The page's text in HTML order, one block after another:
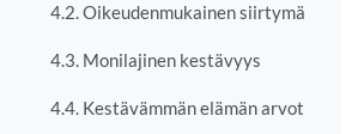
4.2. Oikeudenmukainen siirtymä
4.3. Monilajinen kestävyys
4.4. Kestävämmän elämän arvot